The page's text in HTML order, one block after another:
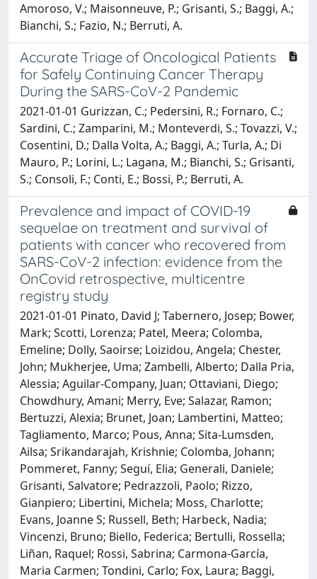
Amoroso, V.; Maisonneuve, P.; Grisanti, S.; Baggi, A.;
Bianchi, S.; Fazio, N.; Berruti, A.
Accurate Triage of Oncological Patients
for Safely Continuing Cancer Therapy
During the SARS-CoV-2 Pandemic
2021-01-01 Gurizzan, C.; Pedersini, R.; Fornaro, C.;
Sardini, C.; Zamparini, M.; Monteverdi, S.; Tovazzi, V.;
Cosentini, D.; Dalla Volta, A.; Baggi, A.; Turla, A.; Di
Mauro, P.; Lorini, L.; Lagana, M.; Bianchi, S.; Grisanti,
S.; Consoli, F.; Conti, E.; Bossi, P.; Berruti, A.
Prevalence and impact of COVID-19
sequelae on treatment and survival of
patients with cancer who recovered from
SARS-CoV-2 infection: evidence from the
OnCovid retrospective, multicentre
registry study
2021-01-01 Pinato, David J; Tabernero, Josep; Bower,
Mark; Scotti, Lorenza; Patel, Meera; Colomba,
Emeline; Dolly, Saoirse; Loizidou, Angela; Chester,
John; Mukherjee, Uma; Zambelli, Alberto; Dalla Pria,
Alessia; Aguilar-Company, Juan; Ottaviani, Diego;
Chowdhury, Amani; Merry, Eve; Salazar, Ramon;
Bertuzzi, Alexia; Brunet, Joan; Lambertini, Matteo;
Tagliamento, Marco; Pous, Anna; Sita-Lumsden,
Ailsa; Srikandarajah, Krishnie; Colomba, Johann;
Pommeret, Fanny; Seguí, Elia; Generali, Daniele;
Grisanti, Salvatore; Pedrazzoli, Paolo; Rizzo,
Gianpiero; Libertini, Michela; Moss, Charlotte;
Evans, Joanne S; Russell, Beth; Harbeck, Nadia;
Vincenzi, Bruno; Biello, Federica; Bertulli, Rossella;
Liñan, Raquel; Rossi, Sabrina; Carmona-García,
Maria Carmen; Tondini, Carlo; Fox, Laura; Baggi,